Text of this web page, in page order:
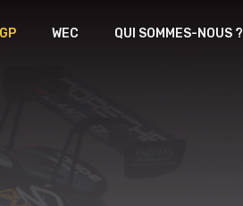
WEC QUI SOMMES-NOUS ?